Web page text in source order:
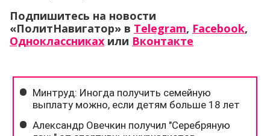
Подпишитесь на новости
«ПолитНавигатор» в Telegram, Facebook,
Одноклассниках или Вконтакте